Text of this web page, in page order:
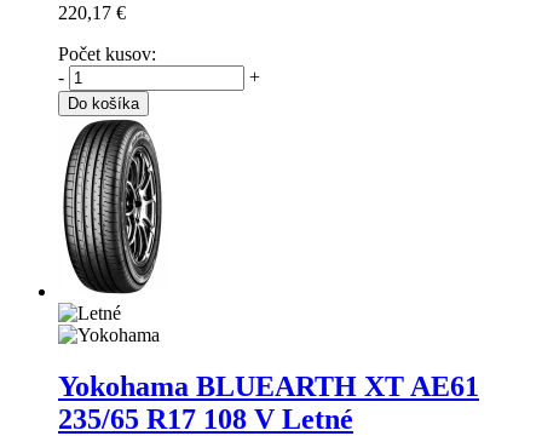
220,17 €
Počet kusov:
-
+
Do košíka
Yokohama BLUEARTH XT AE61
235/65 R17 108 V Letné